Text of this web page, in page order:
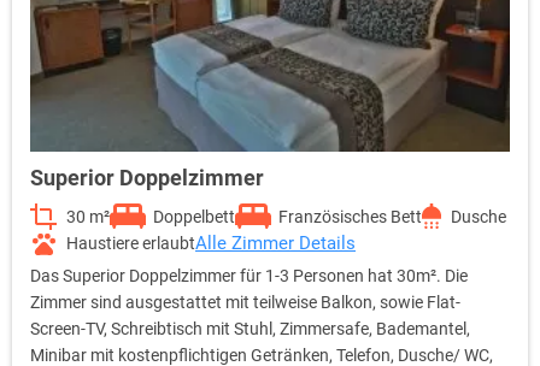
Superior Doppelzimmer
30 m² Doppelbett Französisches Bett
Dusche
Haustiere erlaubtAlle Zimmer Details
Das Superior Doppelzimmer für 1-3 Personen hat 30m². Die
Zimmer sind ausgestattet mit teilweise Balkon, sowie Flat-
Screen-TV, Schreibtisch mit Stuhl, Zimmersafe, Bademantel,
Minibar mit kostenpflichtigen Getränken, Telefon, Dusche/ WC,